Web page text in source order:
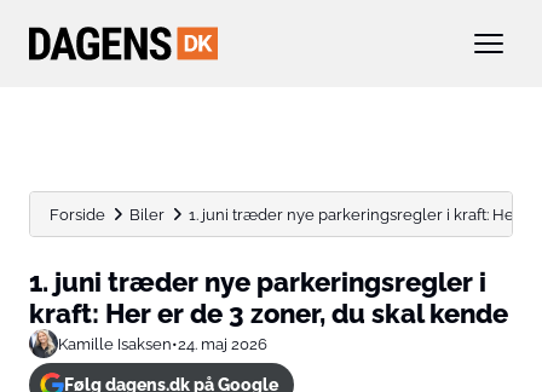
Forside Biler 1. juni træder nye parkeringsregler i kraft: Her er
1. juni træder nye parkeringsregler i
kraft: Her er de 3 zoner, du skal kende
Kamille Isaksen•24. maj 2026
Følg dagens.dk på Google